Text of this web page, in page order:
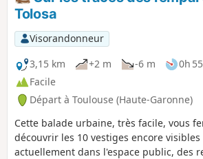
Tolosa
Visorandonneur
3,15 km
+2 m -6 m
0h 55
Facile
Départ à Toulouse (Haute-Garonne)
Cette balade urbaine, très facile, vous
découvrir les 10 vestiges encore visibles
actuellement dans l'espace public, des